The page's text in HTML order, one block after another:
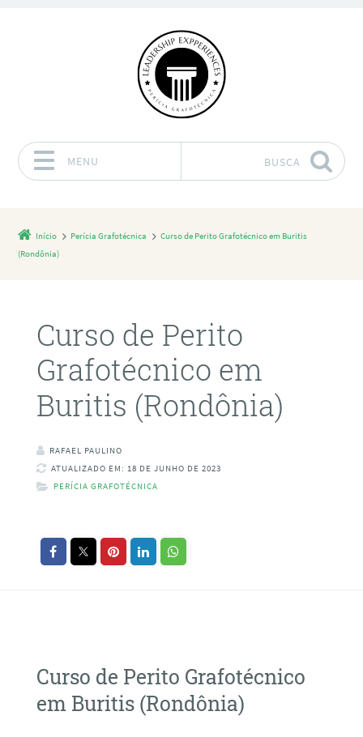
MENU BUSCA
Início Perícia Grafotécnica
Curso de Perito Grafotécnico em Buritis
(Rondônia)
Curso de Perito
Grafotécnico em
Buritis (Rondônia)
RAFAEL PAULINO
ATUALIZADO EM: 18 DE JUNHO DE 2023
PERÍCIA GRAFOTÉCNICA
Curso de Perito Grafotécnico
em Buritis (Rondônia)